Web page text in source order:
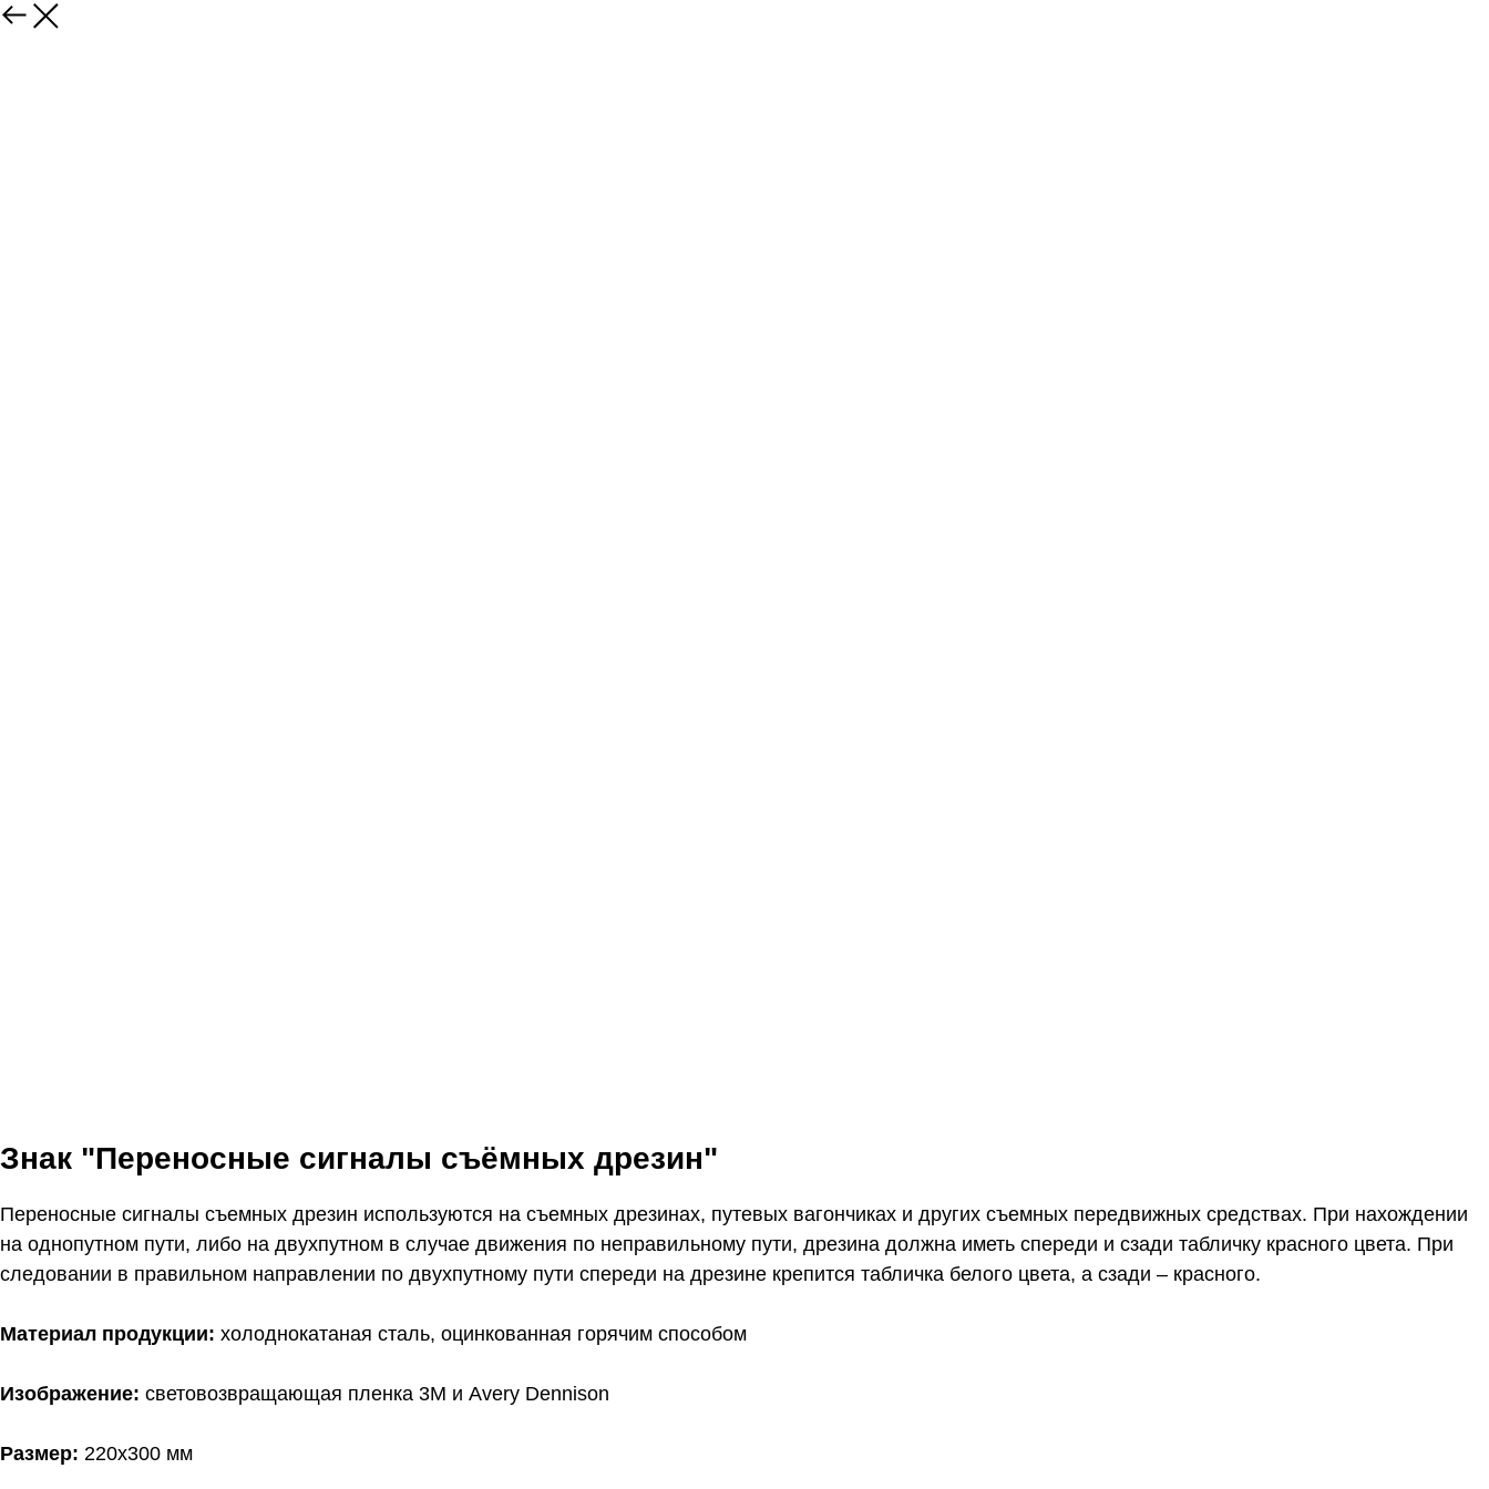
Знак "Переносные сигналы съёмных дрезин"
Переносные сигналы съемных дрезин используются на съемных дрезинах, путевых вагончиках и других съемных передвижных средствах. При нахождении
на однопутном пути, либо на двухпутном в случае движения по неправильному пути, дрезина должна иметь спереди и сзади табличку красного цвета. При
следовании в правильном направлении по двухпутному пути спереди на дрезине крепится табличка белого цвета, а сзади – красного.
Материал продукции: холоднокатаная сталь, оцинкованная горячим способом
Изображение: световозвращающая пленка 3M и Avery Dennison
Размер: 220х300 мм